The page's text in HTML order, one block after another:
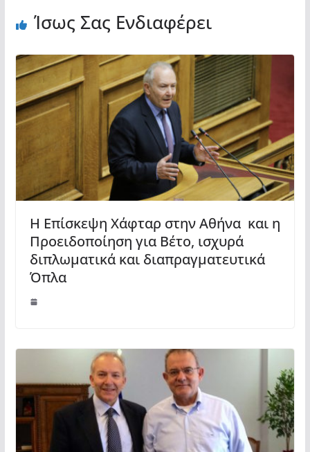
Ίσως Σας Ενδιαφέρει
Η Επίσκεψη Χάφταρ στην Αθήνα και η
Προειδοποίηση για Βέτο, ισχυρά
διπλωματικά και διαπραγματευτικά
Όπλα